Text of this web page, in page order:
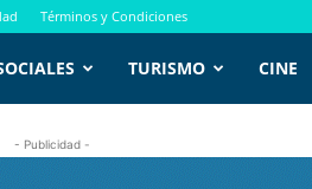
Términos y Condiciones
TURISMO CINE
- Publicidad -